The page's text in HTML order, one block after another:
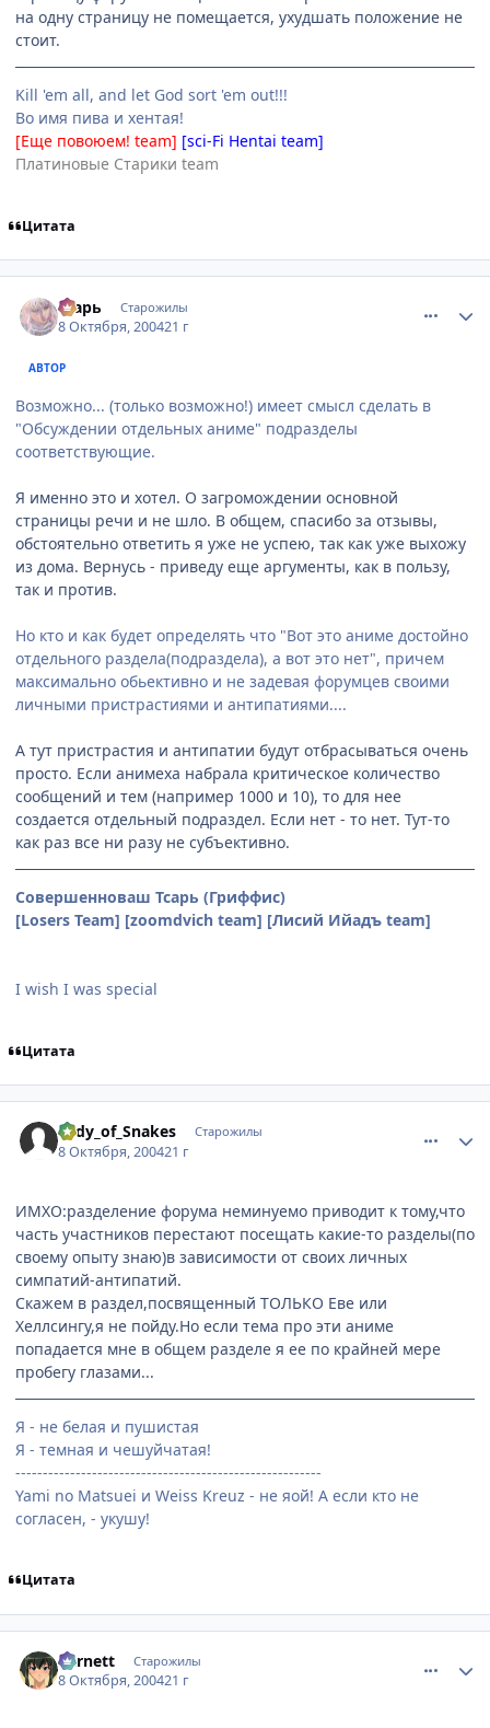
на одну страницу не помещается, ухудшать положение не
стоит.
Kill 'em all, and let God sort 'em out!!!
Во имя пива и хентая!
[Еще повоюем! team] [sci-Fi Hentai team]
Платиновые Старики team
Цитата
Тсарь Старожилы
8 Октября, 200421 г
АВТОР
Возможно... (только возможно!) имеет смысл сделать в
"Обсуждении отдельных аниме" подразделы
соответствующие.
Я именно это и хотел. О загромождении основной
страницы речи и не шло. В общем, спасибо за отзывы,
обстоятельно ответить я уже не успею, так как уже выхожу
из дома. Вернусь - приведу еще аргументы, как в пользу,
так и против.
Но кто и как будет определять что "Вот это аниме достойно
отдельного раздела(подраздела), а вот это нет", причем
максимально обьективно и не задевая форумцев своими
личными пристрастиями и антипатиями....
А тут пристрастия и антипатии будут отбрасываться очень
просто. Если анимеха набрала критическое количество
сообщений и тем (например 1000 и 10), то для нее
создается отдельный подраздел. Если нет - то нет. Тут-то
как раз все ни разу не субъективно.
Совершенноваш Тсарь (Гриффис)
[Losers Team] [zoomdvich team] [Лисий Ийадъ team]
I wish I was special
Цитата
Lady_of_Snakes Старожилы
8 Октября, 200421 г
ИМХО:разделение форума неминуемо приводит к тому,что
часть участников перестают посещать какие-то разделы(по
своему опыту знаю)в зависимости от своих личных
симпатий-антипатий.
Скажем в раздел,посвященный ТОЛЬКО Еве или
Хеллсингу,я не пойду.Но если тема про эти аниме
попадается мне в общем разделе я ее по крайней мере
пробегу глазами...
Я - не белая и пушистая
Я - темная и чешуйчатая!
--------------------------------------------------------
Yami no Matsuei и Weiss Kreuz - не яой! А если кто не
согласен, - укушу!
Цитата
Barnett Старожилы
8 Октября, 200421 г